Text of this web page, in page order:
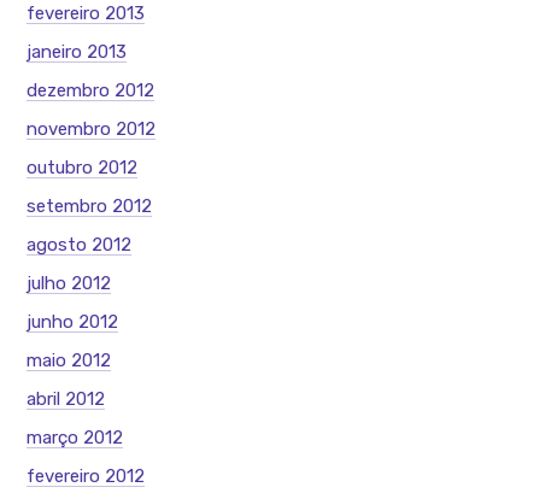
fevereiro 2013
janeiro 2013
dezembro 2012
novembro 2012
outubro 2012
setembro 2012
agosto 2012
julho 2012
junho 2012
maio 2012
abril 2012
março 2012
fevereiro 2012